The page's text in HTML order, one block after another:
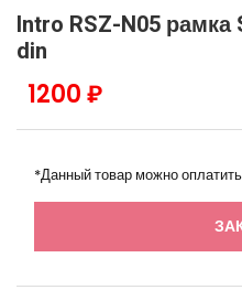
Intro RSZ-N05 рамка
din
1200 ₽
*Данный товар можно